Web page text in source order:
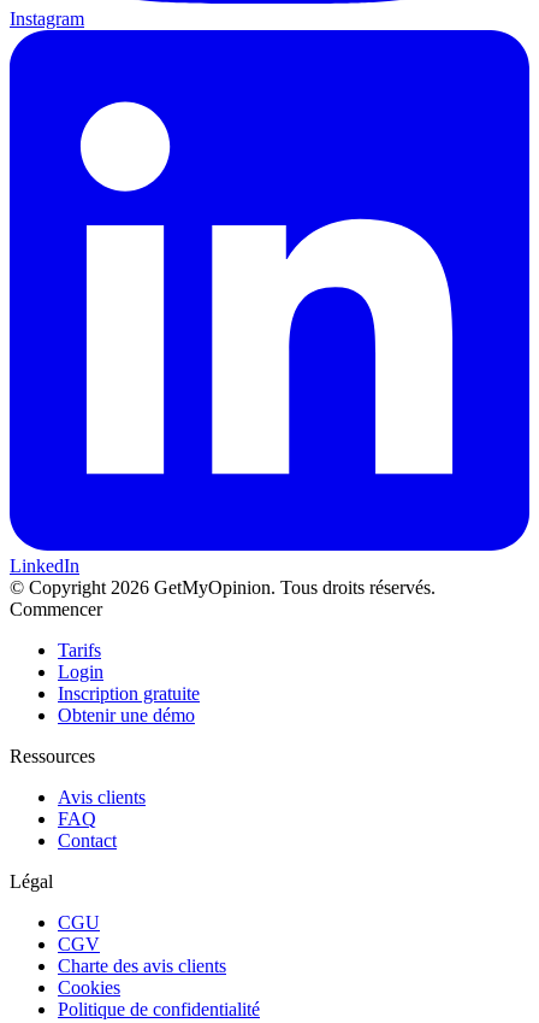
Instagram
LinkedIn
© Copyright 2026 GetMyOpinion. Tous droits réservés.
Commencer
Tarifs
Login
Inscription gratuite
Obtenir une démo
Ressources
Avis clients
FAQ
Contact
Légal
CGU
CGV
Charte des avis clients
Cookies
Politique de confidentialité